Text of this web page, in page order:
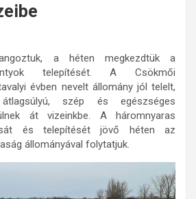
a héten megkezdtük a
telepítését. A Csökmői
évben nevelt állomány jól telelt,
szép és egészséges
át vizeinkbe. A háromnyaras
és telepítését jövő héten az
állományával folytatjuk.